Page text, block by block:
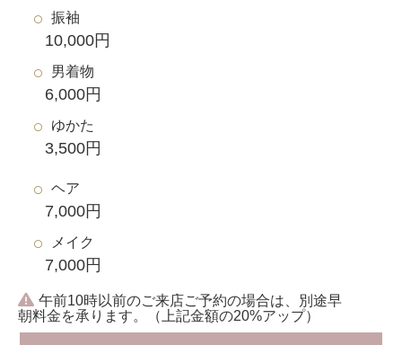
振袖
10,000円
男着物
6,000円
ゆかた
3,500円
ヘア
7,000円
メイク
7,000円
午前10時以前のご来店ご予約の場合は、別途早
朝料金を承ります。（上記金額の20%アップ）